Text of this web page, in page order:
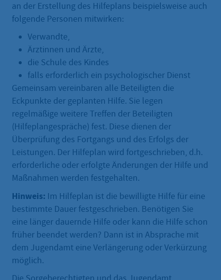
an der Erstellung des Hilfeplans beispielsweise auch
folgende Personen mitwirken:
Verwandte,
Ärztinnen und Ärzte,
die Schule des Kindes
falls erforderlich ein psychologischer Dienst
Gemeinsam vereinbaren alle Beteiligten die
Eckpunkte der geplanten Hilfe. Sie legen
regelmäßige weitere Treffen der Beteiligten
(Hilfeplangespräche) fest. Diese dienen der
Überprüfung des Fortgangs und des Erfolgs der
Leistungen. Der Hilfeplan wird fortgeschrieben, d.h.
erforderliche oder erfolgte Änderungen der Hilfe und
Maßnahmen werden festgehalten.
Hinweis: Im Hilfeplan ist die bewilligte Hilfe für eine
bestimmte Dauer festgeschrieben. Benötigen Sie
eine länger dauernde Hilfe oder kann die Hilfe schon
früher beendet werden? Dann ist in Absprache mit
dem Jugendamt eine Verlängerung oder Verkürzung
möglich.